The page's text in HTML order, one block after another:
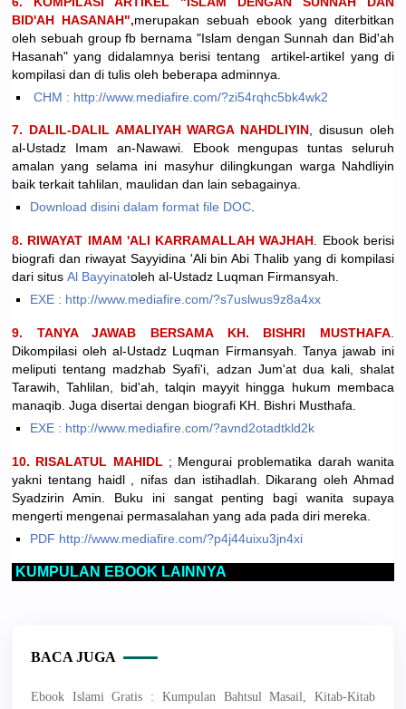
BID'AH HASANAH",merupakan sebuah ebook yang diterbitkan
oleh sebuah group fb bernama "Islam dengan Sunnah dan Bid'ah
Hasanah" yang didalamnya berisi tentang artikel-artikel yang di
kompilasi dan di tulis oleh beberapa adminnya.
CHM : http://www.mediafire.com/?zi54rqhc5bk4wk2
7. DALIL-DALIL AMALIYAH WARGA NAHDLIYIN, disusun oleh
al-Ustadz Imam an-Nawawi. Ebook mengupas tuntas seluruh
amalan yang selama ini masyhur dilingkungan warga Nahdliyin
baik terkait tahlilan, maulidan dan lain sebagainya.
Download disini dalam format file DOC.
8. RIWAYAT IMAM 'ALI KARRAMALLAH WAJHAH. Ebook berisi
biografi dan riwayat Sayyidina 'Ali bin Abi Thalib yang di kompilasi
dari situs Al Bayyinatoleh al-Ustadz Luqman Firmansyah.
EXE : http://www.mediafire.com/?s7uslwus9z8a4xx
9. TANYA JAWAB BERSAMA KH. BISHRI MUSTHAFA
Dikompilasi oleh al-Ustadz Luqman Firmansyah. Tanya jawab ini
meliputi tentang madzhab Syafi'i, adzan Jum'at dua kali, shalat
Tarawih, Tahlilan, bid'ah, talqin mayyit hingga hukum membaca
manaqib. Juga disertai dengan biografi KH. Bishri Musthafa.
EXE : http://www.mediafire.com/?avnd2otadtkld2k
10. RISALATUL MAHIDL ; Mengurai problematika darah wanita
yakni tentang haidl , nifas dan istihadlah. Dikarang oleh Ahmad
Syadzirin Amin. Buku ini sangat penting bagi wanita supaya
mengerti mengenai permasalahan yang ada pada diri mereka.
PDF http://www.mediafire.com/?p4j44uixu3jn4xi
KUMPULAN EBOOK LAINNYA
BACA JUGA
Ebook Islami Gratis : Kumpulan Bahtsul Masail, Kitab-Kitab